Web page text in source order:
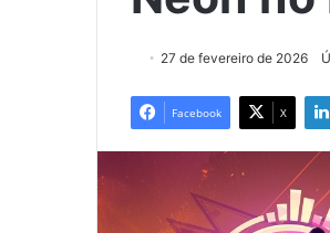
27 de fevereiro de 2026
Facebook X